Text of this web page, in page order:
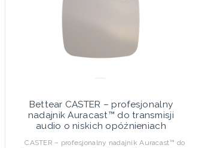
Bettear CASTER – profesjonalny
nadajnik Auracast™ do transmisji
audio o niskich opóźnieniach
CASTER – profesjonalny nadajnik Auracast™ do